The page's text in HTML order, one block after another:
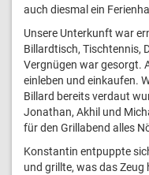
auch diesmal ein
Unsere Unterkunft war
Billardtisch, Tischtennis,
Vergnügen war gesorgt.
einleben und einkaufen.
Billard bereits verdaut
Jonathan, Akhil und
für den Grillabend alles
Konstantin entpuppte
und grillte, was das